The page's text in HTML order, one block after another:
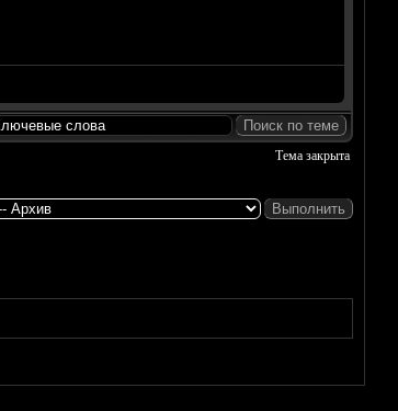
Тема закрыта